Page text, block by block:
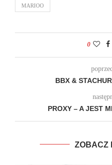
MARIOO
0
BBX &
PROXY – A JEST
ZOBACZ